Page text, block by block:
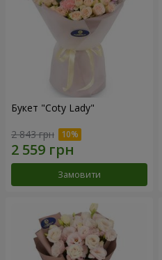
Букет "Coty Lady"
2 843 грн
Замовити